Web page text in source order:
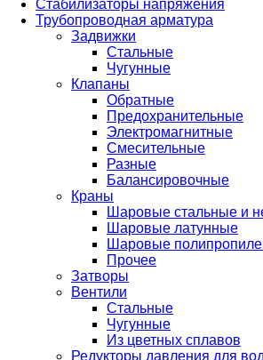
Стабилизаторы напряжения
Трубопроводная арматура
Задвижки
Стальные
Чугунные
Клапаны
Обратные
Предохранительные
Электромагнитные
Смесительные
Разные
Балансировочные
Краны
Шаровые стальные и
Шаровые латунные
Шаровые
Прочее
Затворы
Вентили
Стальные
Чугунные
Из цветных сплавов
Редукторы давления для